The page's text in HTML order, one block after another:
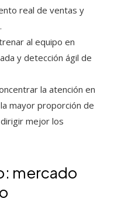
real de ventas y
al equipo en
y detección ágil de
la atención en
mayor proporción de
mejor los
mercado